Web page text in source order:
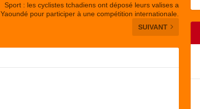
Sport : les cyclistes tchadiens ont déposé leurs valises a
Yaoundé pour participer à une compétition internationale.
SUIVANT